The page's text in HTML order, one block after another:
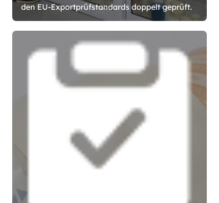
den EU-Exportprüfstandards doppelt geprüft.